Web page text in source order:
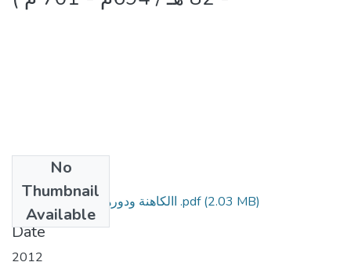
No
Thumbnail
Available
االكاهنة ودورها في تاريخ المغرب .pdf(2.03 MB)
Date
2012